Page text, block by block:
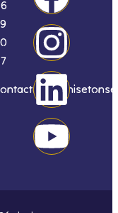
a
c
e
b
n
s
t
a
i
n
k
e
o
u
t
u